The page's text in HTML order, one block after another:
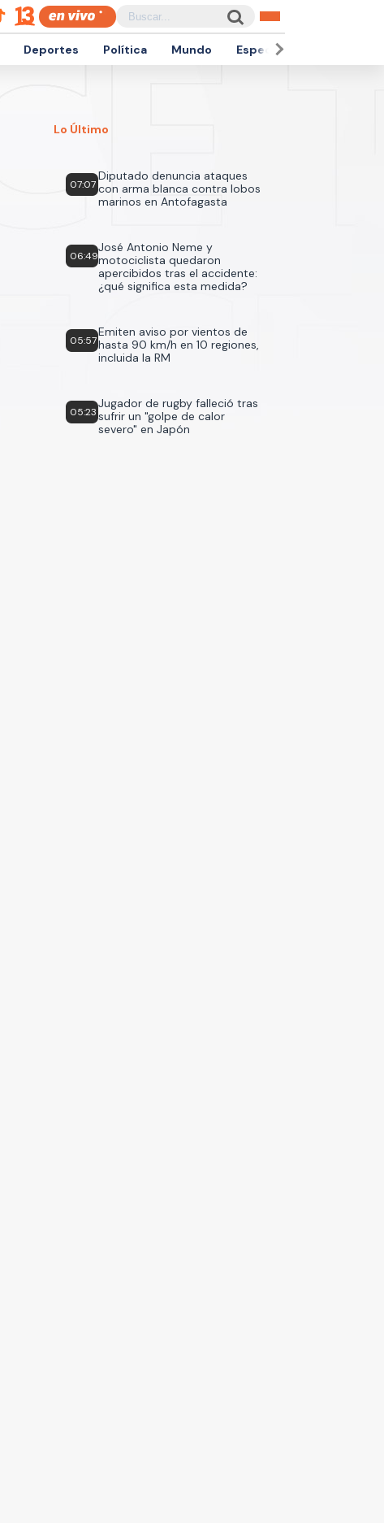
Deportes Política Mundo Espectáculos
Lo Último
07:07
Diputado denuncia ataques
con arma blanca contra lobos
marinos en Antofagasta
06:49
José Antonio Neme y
motociclista quedaron
apercibidos tras el accidente:
¿qué significa esta medida?
05:57
Emiten aviso por vientos de
hasta 90 km/h en 10 regiones,
incluida la RM
05:23
Jugador de rugby falleció tras
sufrir un "golpe de calor
severo" en Japón